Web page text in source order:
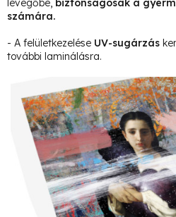
levegőbe, biztonságosak a
számára.
- A felületkezelése UV-sugárzás
további laminálásra.